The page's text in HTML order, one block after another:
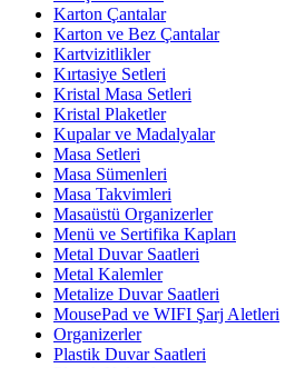
Karton Çantalar
Karton ve Bez Çantalar
Kartvizitlikler
Kırtasiye Setleri
Kristal Masa Setleri
Kristal Plaketler
Kupalar ve Madalyalar
Masa Setleri
Masa Sümenleri
Masa Takvimleri
Masaüstü Organizerler
Menü ve Sertifika Kapları
Metal Duvar Saatleri
Metal Kalemler
Metalize Duvar Saatleri
MousePad ve WIFI Şarj Aletleri
Organizerler
Plastik Duvar Saatleri